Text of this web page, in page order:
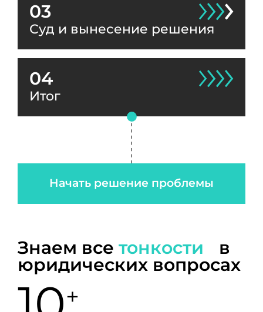
03
Суд и вынесение решения
04
Итог
Начать решение проблемы
Знаем все тонкости в
юридических вопросах
+